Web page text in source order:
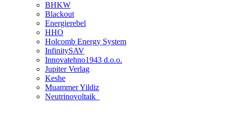
BHKW
Blackout
Energierebel
HHO
Holcomb Energy System
InfinitySAV
Innovatehno1943 d.o.o.
Jupiter Verlag
Keshe
Muammer Yildiz
Neutrinovoltaik